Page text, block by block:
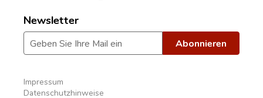
Newsletter
Impressum
Datenschutzhinweise